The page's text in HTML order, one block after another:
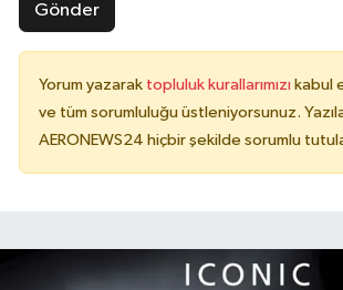
Gönder
Yorum yazarak topluluk kurallarımızı kabul
ve tüm sorumluluğu üstleniyorsunuz.
AERONEWS24 hiçbir şekilde sorumlu